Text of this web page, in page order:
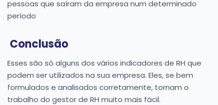
pessoas que saíram da empresa num determinado
período
Conclusão
Esses são só alguns dos vários indicadores de RH que
podem ser utilizados na sua empresa. Eles, se bem
formulados e analisados corretamente, tornam o
trabalho do gestor de RH muito mais fácil.